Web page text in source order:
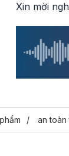
Xin mời
an toàn